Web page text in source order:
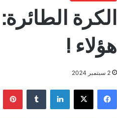
الكرة
هؤلاء !
2 سبتمبر 2024
فيسبوك ‫X لينكدإن